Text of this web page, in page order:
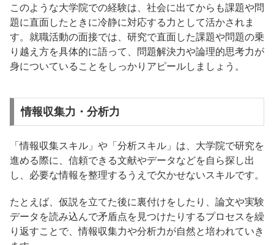
このような大学院での経験は、社会に出てからも課題や問
題に直面したときに冷静に対応する力として活かされま
す。就職活動の面接では、研究で直面した課題や問題の乗
り越え方を具体的に語って、問題解決力や論理的思考力が
身についていることをしっかりアピールしましょう。
情報収集力・分析力
「情報収集スキル」や「分析スキル」は、大学院で研究を
進める際に、信頼できる文献やデータなどを自ら探し出
し、必要な情報を整理するうえで欠かせないスキルです。
たとえば、仮説を立てた後に裏付けをしたり、論文や実験
データを読み込んで矛盾点を見つけたりするプロセスを繰
り返すことで、情報収集力や分析力が自然と培われていき